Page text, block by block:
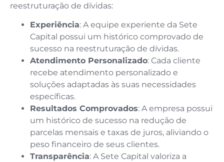
reestruturação de dívidas:
Experiência: A equipe experiente da Sete
Capital possui um histórico comprovado de
sucesso na reestruturação de dívidas.
Atendimento Personalizado: Cada cliente
recebe atendimento personalizado e
soluções adaptadas às suas necessidades
específicas.
Resultados Comprovados: A empresa possui
um histórico de sucesso na redução de
parcelas mensais e taxas de juros, aliviando o
peso financeiro de seus clientes.
Transparência: A Sete Capital valoriza a